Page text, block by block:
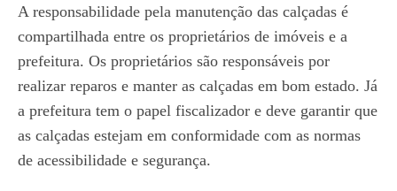
A responsabilidade pela manutenção das calçadas é
compartilhada entre os proprietários de imóveis e a
prefeitura. Os proprietários são responsáveis por
realizar reparos e manter as calçadas em bom estado. Já
a prefeitura tem o papel fiscalizador e deve garantir que
as calçadas estejam em conformidade com as normas
de acessibilidade e segurança.